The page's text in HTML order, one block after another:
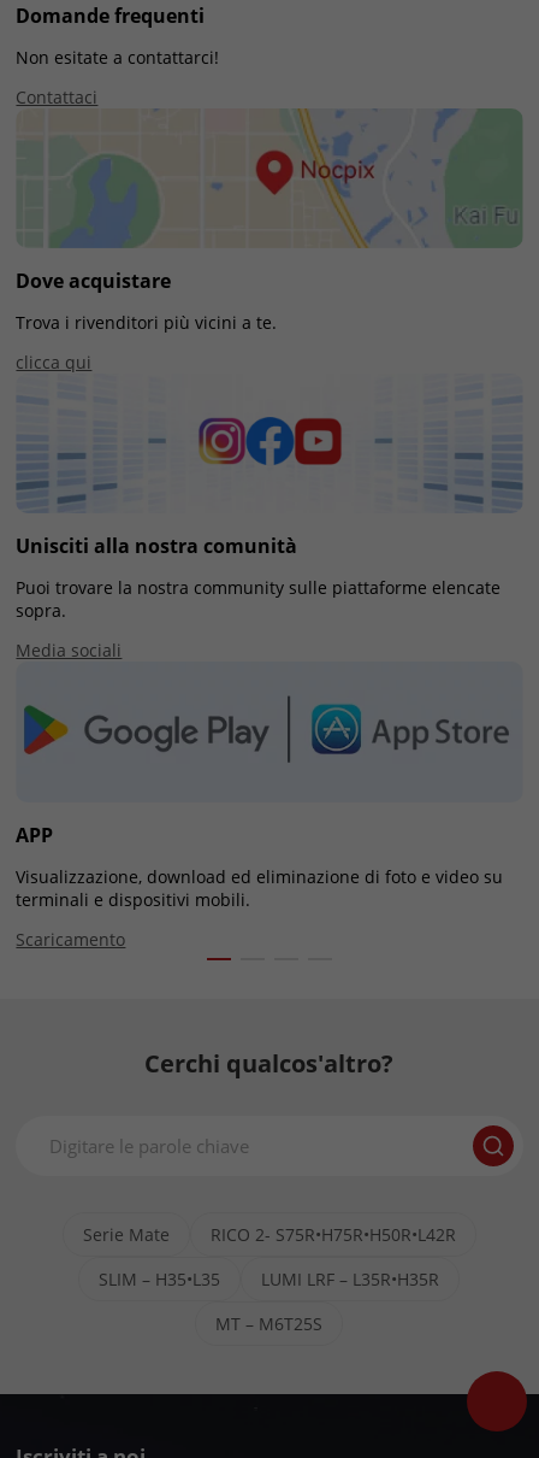
Domande frequenti
Non esitate a contattarci!
Contattaci
Dove acquistare
Trova i rivenditori più vicini a te.
clicca qui
Unisciti alla nostra comunità
Puoi trovare la nostra community sulle piattaforme elencate
sopra.
Media sociali
APP
Visualizzazione, download ed eliminazione di foto e video su
terminali e dispositivi mobili.
Scaricamento
Cerchi qualcos'altro?
Serie Mate
RICO 2- S75R•H75R•H50R•L42R
SLIM – H35•L35
LUMI LRF – L35R•H35R
MT – M6T25S